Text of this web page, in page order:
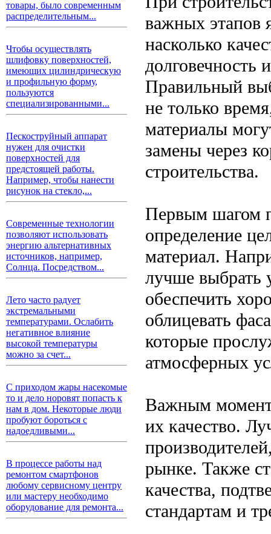
товары, было современным
распределительным...
Чтобы осуществлять
шлифовку поверхностей,
имеющих цилиндрическую
и профильную форму,
пользуются
специализированными...
Пескоструйный аппарат
нужен для очистки
поверхностей для
предстоящей работы.
Например, чтобы нанести
рисунок на стекло,...
Современные технологии
позволяют использовать
энергию альтернативных
источников, например,
Солнца. Посредством...
Лето часто радует
экстремальными
температурами. Ослабить
негативное влияние
высокой температуры
можно за счет...
С приходом жары насекомые
то и дело норовят попасть к
нам в дом. Некоторые люди
пробуют бороться с
надоедливыми...
В процессе работы над
ремонтом смартфонов
любому сервисному центру
или мастеру необходимо
оборудование для ремонта...
важных этапов
насколько
долговечность
Правильный
не только
материалы
замены через
строительства.
Первым шагом
определение
материал.
лучше выбрать
обеспечить
облицевать
которые
атмосферных
Важным
их качество.
рынке. Также
качества,
стандартам и